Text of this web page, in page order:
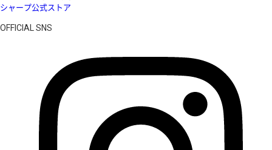
シャープ公式ストア
OFFICIAL SNS